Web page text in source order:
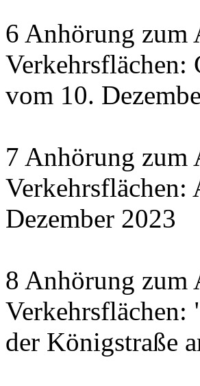
6 Anhörung zum
Verkehrsflächen:
vom 10.
7 Anhörung zum
Verkehrsflächen:
Dezember 2023
8 Anhörung zum
der Königstraße